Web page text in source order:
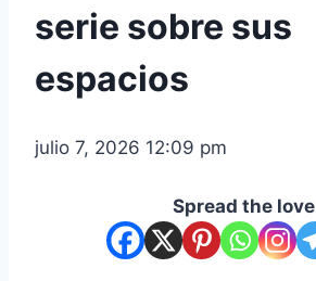
serie sobre sus
espacios
julio 7, 2026 12:09 pm
Spread the love